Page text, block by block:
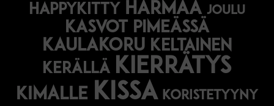
happykitty harmaa joulu
Kasvot pimeässä
kaulakoru keltainen
kerällä kierrätys
kimalle kissa koristetyyny